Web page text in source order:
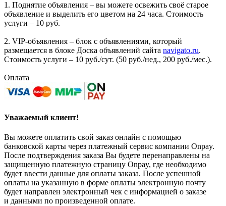
1. Поднятие объявления – вы можете освежить своё старое
объявление и выделить его цветом на 24 часа. Стоимость
услуги – 10 руб.
2. VIP-объявления – блок с объявлениями, который
размещается в блоке Доска объявлений сайта navigato.ru.
Стоимость услуги – 10 руб./сут. (50 руб./нед., 200 руб./мес.).
Оплата
Уважаемый клиент!
Вы можете оплатить свой заказ онлайн с помощью
банковской карты через платежный сервис компании Onpay.
После подтверждения заказа Вы будете перенаправлены на
защищенную платежную страницу Onpay, где необходимо
будет ввести данные для оплаты заказа. После успешной
оплаты на указанную в форме оплаты электронную почту
будет направлен электронный чек с информацией о заказе
и данными по произведенной оплате.